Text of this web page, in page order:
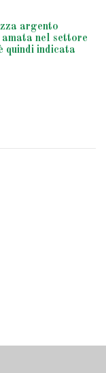
argento
nel settore
quindi indicata